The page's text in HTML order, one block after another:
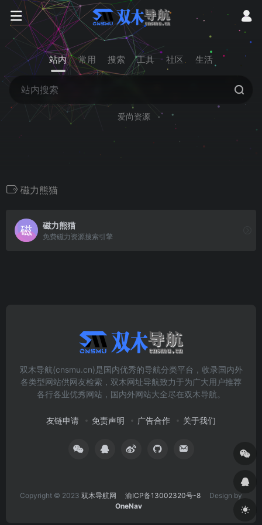
站内 常用 搜索 工具 社区 生活
爱尚资源
磁力熊猫
磁力熊猫
免费磁力资源搜索引擎
双木导航(cnsmu.cn)是国内优秀的导航分类平台，收录国内外
各类型网站供网友检索，双木网址导航致力于为广大用户推荐
各行各业优秀网站，国内外网站大全尽在双木导航。
友链申请 免责声明 广告合作 关于我们
Copyright © 2023 双木导航网 渝ICP备13002320号-8 Design by
OneNav